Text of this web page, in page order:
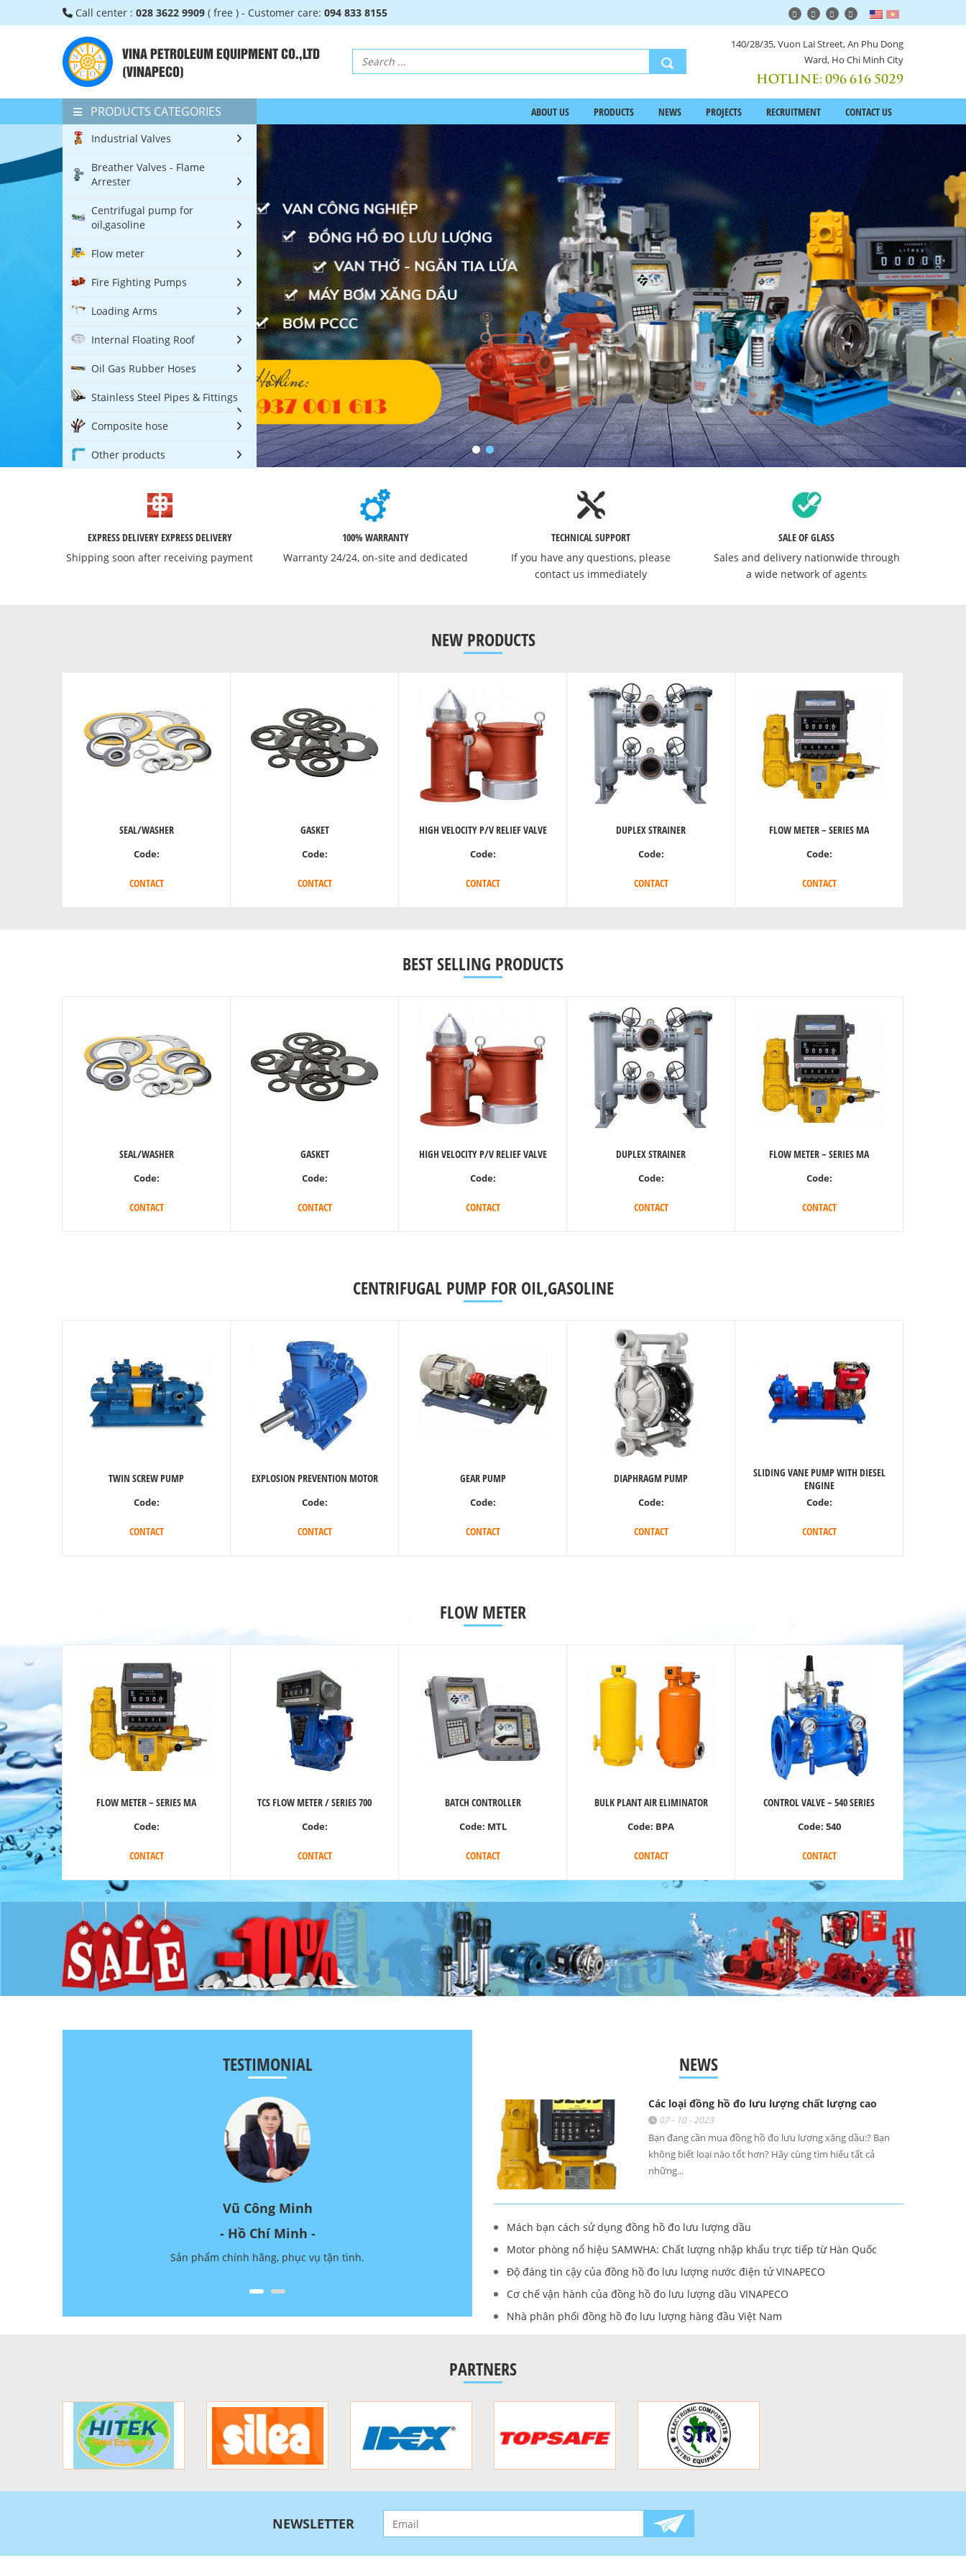
Call center : 028 3622 9909 ( free ) - Customer care: 094 833 8155
VINA PETROLEUM EQUIPMENT CO.,LTD
(VINAPECO)
140/28/35, Vuon Lai Street, An Phu Dong
Ward, Ho Chi Minh City
HOTLINE:096 616 5029
PRODUCTS CATEGORIES
Industrial Valves
Breather Valves - Flame
Arrester
Centrifugal pump for
oil,gasoline
Flow meter
Fire Fighting Pumps
Loading Arms
Internal Floating Roof
Oil Gas Rubber Hoses
Stainless Steel Pipes & Fittings
Composite hose
Other products
ABOUT US PRODUCTS NEWS PROJECTS RECRUITMENT CONTACT US
EXPRESS DELIVERY EXPRESS DELIVERY
Shipping soon after receiving payment
100% WARRANTY
Warranty 24/24, on-site and dedicated
TECHNICAL SUPPORT
If you have any questions, please
contact us immediately
SALE OF GLASS
Sales and delivery nationwide through
a wide network of agents
NEW PRODUCTS
SEAL/WASHER
Code:
CONTACT
GASKET
Code:
CONTACT
HIGH VELOCITY P/V RELIEF VALVE
Code:
CONTACT
DUPLEX STRAINER
Code:
CONTACT
FLOW METER – SERIES MA
Code:
CONTACT
BEST SELLING PRODUCTS
SEAL/WASHER
Code:
CONTACT
GASKET
Code:
CONTACT
HIGH VELOCITY P/V RELIEF VALVE
Code:
CONTACT
DUPLEX STRAINER
Code:
CONTACT
FLOW METER – SERIES MA
Code:
CONTACT
CENTRIFUGAL PUMP FOR OIL,GASOLINE
TWIN SCREW PUMP
Code:
CONTACT
EXPLOSION PREVENTION MOTOR
Code:
CONTACT
GEAR PUMP
Code:
CONTACT
DIAPHRAGM PUMP
Code:
CONTACT
SLIDING VANE PUMP WITH DIESEL
ENGINE
Code:
CONTACT
FLOW METER
FLOW METER – SERIES MA
Code:
CONTACT
TCS FLOW METER / SERIES 700
Code:
CONTACT
BATCH CONTROLLER
Code: MTL
CONTACT
BULK PLANT AIR ELIMINATOR
Code: BPA
CONTACT
CONTROL VALVE – 540 SERIES
Code: 540
CONTACT
TESTIMONIAL
Vũ Công Minh
- Hồ Chí Minh -
Sản phẩm chính hãng, phục vụ tận tình.
Hà Lan
- Hà Nội -
Tôi đã rất an tâm khi sử dụng dịch vụ của các bạn.
NEWS
Các loại đồng hồ đo lưu lượng chất lượng cao
07 - 10 - 2023
Bạn đang cần mua đồng hồ đo lưu lượng xăng dầu:? Bạn
không biết loại nào tốt hơn? Hãy cùng tìm hiểu tất cả
những...
Mách bạn cách sử dụng đồng hồ đo lưu lượng dầu
Motor phòng nổ hiệu SAMWHA: Chất lượng nhập khẩu trực tiếp từ Hàn Quốc
Độ đáng tin cậy của đồng hồ đo lưu lượng nước điện tử VINAPECO
Cơ chế vận hành của đồng hồ đo lưu lượng dầu VINAPECO
Nhà phân phối đồng hồ đo lưu lượng hàng đầu Việt Nam
PARTNERS
NEWSLETTER